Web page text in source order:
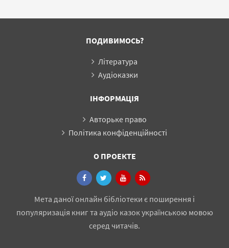
ПОДИВИМОСЬ?
Література
Аудіоказки
ІНФОРМАЦІЯ
Авторьке право
Політика конфіденційності
О ПРОЕКТЕ
Мета даної онлайн бібліотеки є поширення і
популяризація книг та аудіо казок українською мовою
серед читачів.